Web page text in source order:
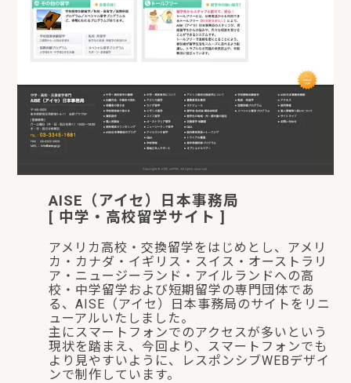
AISE（アイセ）日本事務局
[ 中学・高校留学サイト ]
アメリカ高校・交換留学をはじめとし、アメリ
カ・カナダ・イギリス・スイス・オーストラリ
ア・ニュージーランド・アイルランドへの高
校・中学留学および短期留学の専門団体であ
る、AISE（アイセ）日本事務局のサイトをリニ
ューアルいたしました。
主にスマートフォンでのアクセスが多いという
現状を踏まえ、今回より、スマートフォンでも
より見やすいように、レスポンシブWEBデザイ
ンで制作しています。